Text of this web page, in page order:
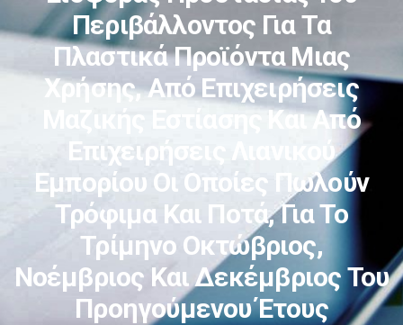
Περιβάλλοντος Για Τα
Πλαστικά Προϊόντα Μιας
Χρήσης, Από Επιχειρήσεις
Μαζικής Εστίασης Και Από
Επιχειρήσεις Λιανικού
Εμπορίου Οι Οποίες Πωλούν
Τρόφιμα Και Ποτά, Για Το
Τρίμηνο Οκτώβριος,
Νοέμβριος Και Δεκέμβριος Του
Προηγούμενου Έτους